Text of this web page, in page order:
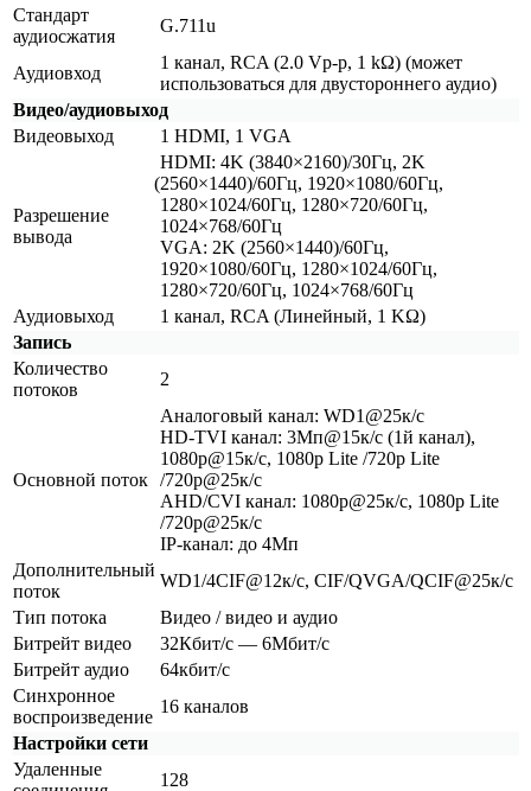
Стандарт
аудиосжатия
G.711u
Аудиовход
1 канал, RCA (2.0 Vp-p, 1 kΩ) (может
использоваться для двустороннего аудио)
Видео/аудиовыход
Видеовыход
1 HDMI, 1 VGA
Разрешение
вывода
HDMI: 4K (3840×2160)/30Гц, 2K
(2560×1440)/60Гц, 1920×1080/60Гц,
1280×1024/60Гц, 1280×720/60Гц,
1024×768/60Гц
VGA: 2K (2560×1440)/60Гц,
1920×1080/60Гц, 1280×1024/60Гц,
1280×720/60Гц, 1024×768/60Гц
Аудиовыход
1 канал, RCA (Линейный, 1 KΩ)
Запись
Количество
потоков
2
Основной поток
Аналоговый канал: WD1@25к/с
HD-TVI канал: 3Мп@15к/с (1й канал),
1080p@15к/с, 1080p Lite /720p Lite
/720p@25к/с
AHD/CVI канал: 1080p@25к/с, 1080p Lite
/720p@25к/с
IP-канал: до 4Мп
Дополнительный
поток
WD1/4CIF@12к/с, CIF/QVGA/QCIF@25к/с
Тип потока
Видео / видео и аудио
Битрейт видео
32Кбит/с — 6Мбит/с
Битрейт аудио
64кбит/с
Синхронное
воспроизведение
16 каналов
Настройки сети
Удаленные
128